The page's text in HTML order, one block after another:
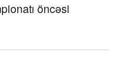
öncəsi